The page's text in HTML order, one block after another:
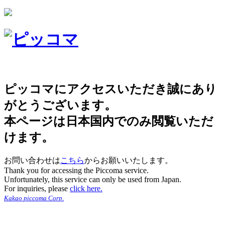
ピッコマにアクセスいただき誠にあり
がとうございます。
本ページは日本国内でのみ閲覧いただ
けます。
お問い合わせはこちらからお願いいたします。
Thank you for accessing the Piccoma service.
Unfortunately, this service can only be used from Japan.
For inquiries, please click here.
Kakao piccoma Corp.